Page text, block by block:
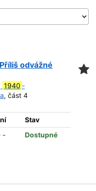
odvážné
1940 -
, část 4
Stav
-
Dostupné